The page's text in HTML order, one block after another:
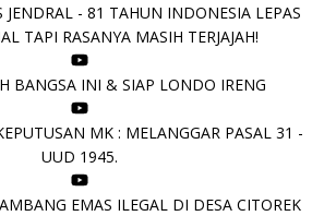
JENDRAL - 81 TAHUN INDONESIA LEPAS
TAPI RASANYA MASIH TERJAJAH!
BANGSA INI & SIAP LONDO IRENG
MK : MELANGGAR PASAL 31 -
UUD 1945.
EMAS ILEGAL DI DESA CITOREK